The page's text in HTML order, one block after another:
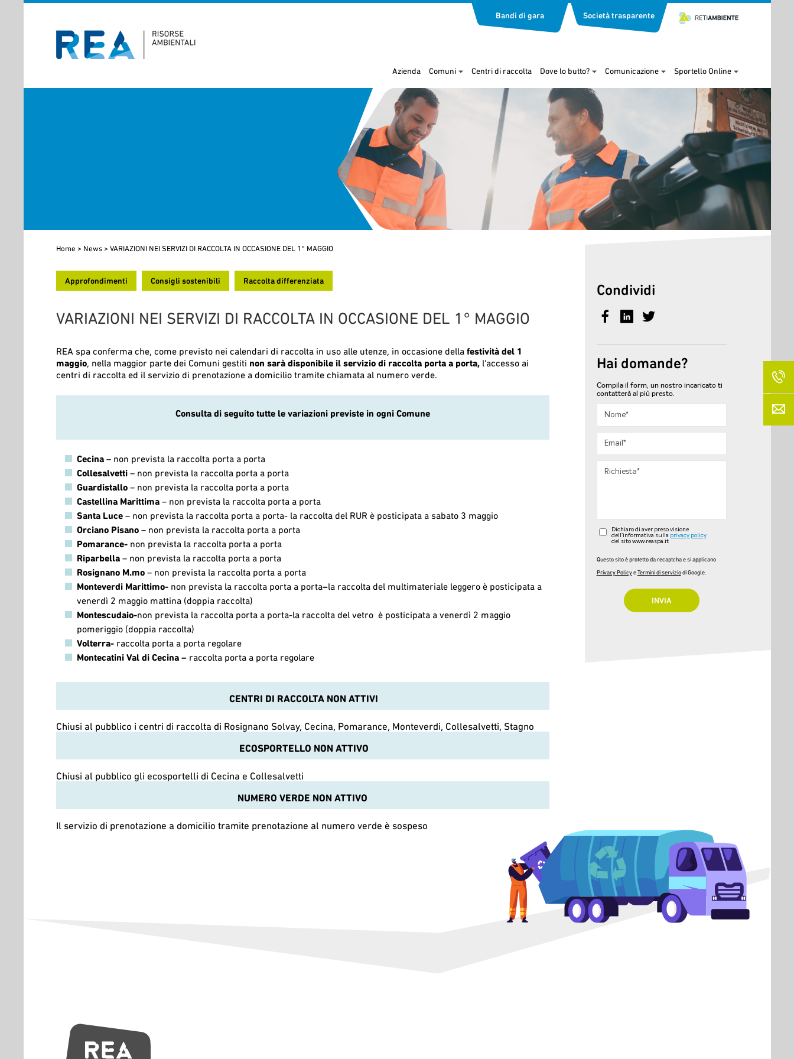
Bandi di gara Società trasparente
Azienda Comuni Centri di raccolta Dove lo butto? Comunicazione Sportello Online
Home > News> VARIAZIONI NEI SERVIZI DI RACCOLTA IN OCCASIONE DEL 1° MAGGIO
Approfondimenti Consigli sostenibili Raccolta differenziata
VARIAZIONI NEI SERVIZI DI RACCOLTA IN OCCASIONE DEL 1° MAGGIO
REA spa conferma che, come previsto nei calendari di raccolta in uso alle utenze, in occasione dellafestività del 1
maggio, nella maggior parte dei Comuni gestiti non sarà disponibile il servizio di raccolta porta a porta, l’accesso ai
centri di raccolta ed il servizio di prenotazione a domicilio tramite chiamata al numero verde.
Consulta di seguito tutte le variazioni previste in ogni Comune
Cecina– non prevista la raccolta porta a porta
Collesalvetti– non prevista la raccolta porta a porta
Guardistallo– non prevista la raccolta porta a porta
Castellina Marittima– non prevista la raccolta porta a porta
Santa Luce– non prevista la raccolta porta a porta- la raccolta del RUR è posticipata a sabato 3 maggio
Orciano Pisano– non prevista la raccolta porta a porta
Pomarance-non prevista la raccolta porta a porta
Riparbella– non prevista la raccolta porta a porta
Rosignano M.mo– non prevista la raccolta porta a porta
Monteverdi Marittimo- non prevista la raccolta porta a porta–la raccolta del multimateriale leggero è posticipata a
venerdì 2 maggio mattina (doppia raccolta)
Montescudaio-non prevista la raccolta porta a porta-la raccolta del vetro è posticipata a venerdì 2 maggio
pomeriggio (doppia raccolta)
Volterra-raccolta porta a porta regolare
Montecatini Val di Cecina – raccolta porta a porta regolare
CENTRI DI RACCOLTA NON ATTIVI
Chiusi al pubblico i centri di raccolta di Rosignano Solvay, Cecina, Pomarance, Monteverdi, Collesalvetti, Stagno
ECOSPORTELLO NON ATTIVO
Chiusi al pubblico gli ecosportelli di Cecina e Collesalvetti
NUMERO VERDE NON ATTIVO
Il servizio di prenotazione a domicilio tramite prenotazione al numero verde è sospeso
Condividi
Hai domande?
Compila il form, un nostro incaricato ti
contatterà al più presto.
Dichiaro di aver preso visione
dell'informativa sulla privacy policy
del sito www.reaspa.it
Questo sito è protetto da recaptcha e si applicano
Privacy PolicyeTermini di serviziodi Google.